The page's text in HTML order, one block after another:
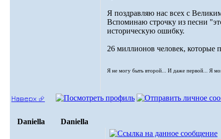
Я поздравляю нас всех с
Вспоминаю строчку из песни
историческую ошибку.
26 миллионов человек, которые
Я не могу быть второй... И даже первой... Я
Наверх ⮵
Daniella Daniella